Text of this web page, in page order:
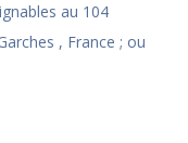
au 104
, France ; ou